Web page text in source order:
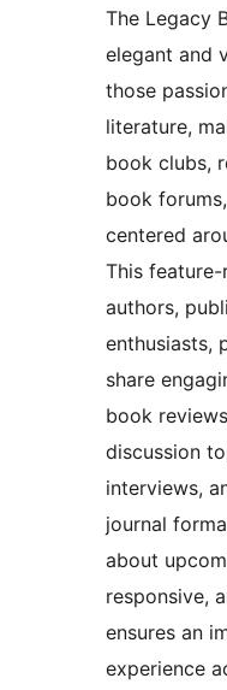
The Legacy
elegant and
those
literature,
book clubs,
book
centered
This
authors,
enthusiasts,
share
book
discussion
interviews,
journal
about
responsive,
ensures an
experience